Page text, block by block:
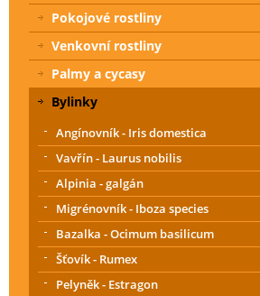
Pokojové rostliny
Venkovní rostliny
Palmy a cycasy
Bylinky
Angínovník - Iris domestica
Vavřín - Laurus nobilis
Alpinia - galgán
Migrénovník - Iboza species
Bazalka - Ocimum basilicum
Šťovík - Rumex
Pelyněk - Estragon